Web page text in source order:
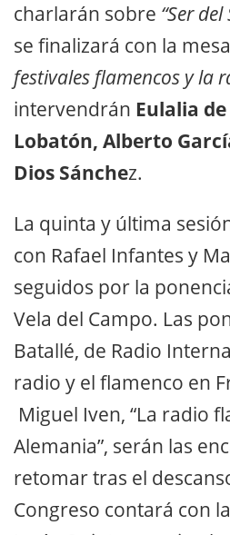
charlarán sobre “Ser del
se finalizará con la
festivales flamencos y la
intervendrán Eulalia
Lobatón, Alberto
Dios Sánchez.
La quinta y última
con Rafael Infantes y
seguidos por la
Vela del Campo. Las
Batallé, de Radio
radio y el flamenco en
Miguel Iven, “La radio
Alemania”, serán las
retomar tras el
Congreso contará con